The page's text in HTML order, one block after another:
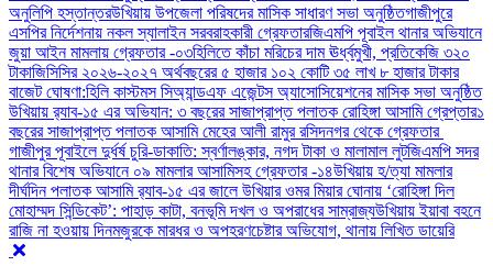
অনুলিপি হস্তান্তরউখিয়ায় উপজেলা পরিষদের মাসিক সাধারণ সভা অনুষ্ঠিতগাজীপুরে
এসপির নির্দেশনায় নকল স্যালাইন সরবরাহকারী গ্রেফতারজিএমপি পূবাইল থানার অভিযানে
জুয়া আইন মামলায় গ্রেফতার -০৩হিলিতে কাঁচা মরিচের দাম ঊর্ধ্বমুখী, প্রতিকেজি ৩২০
টাকাজিসিসির ২০২৬-২০২৭ অর্থবছরের ৫ হাজার ১০২ কোটি ৩৫ লাখ ৮ হাজার টাকার
বাজেট ঘোষণা:হিলি কাস্টমস সিঅ্যান্ডএফ এজেন্টস অ্যাসোসিয়েশনের মাসিক সভা অনুষ্ঠিত
উখিয়ায় র‍্যাব-১৫ এর অভিযান: ৩ বছরের সাজাপ্রাপ্ত পলাতক রোহিঙ্গা আসামি গ্রেপ্তার১
বছরের সাজাপ্রাপ্ত পলাতক আসামি মেহের আলী রামুর রসিদনগর থেকে গ্রেফতার ‎
গাজীপুর পূবাইলে দুর্ধর্ষ চুরি-ডাকাতি: স্বর্ণালঙ্কার, নগদ টাকা ও মালামাল লুটজিএমপি সদর
থানার বিশেষ অভিযানে ০৯ মামলার আসামিসহ গ্রেফতার -১৪উখিয়ায় হ/ত্যা মামলার
দীর্ঘদিন পলাতক আসামি র‌্যাব-১৫ এর জালে ‎‎উখিয়ার ওমর মিয়ার ঘোনায় ‘রোহিঙ্গা দিল
মোহাম্মদ সিন্ডিকেট’: পাহাড় কাটা, বনভূমি দখল ও অপরাধের সাম্রাজ্যউখিয়ায় ইয়াবা বহনে
রাজি না হওয়ায় দিনমজুরকে মারধর ও অপহরণচেষ্টার অভিযোগ, থানায় লিখিত ডায়েরি